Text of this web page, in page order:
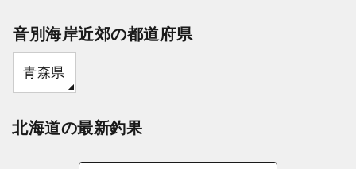
音別海岸近郊の都道府県
青森県
北海道の最新釣果